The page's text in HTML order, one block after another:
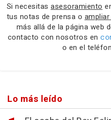
Si necesitas asesoramiento
tus notas de prensa o
más allá de la página web
contacto con nosotros en
o en el
Lo más leído